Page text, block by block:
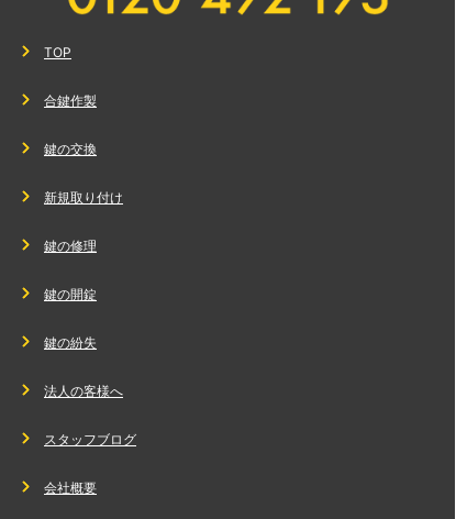
TOP
合鍵作製
鍵の交換
新規取り付け
鍵の修理
鍵の開錠
鍵の紛失
法人の客様へ
スタッフブログ
会社概要